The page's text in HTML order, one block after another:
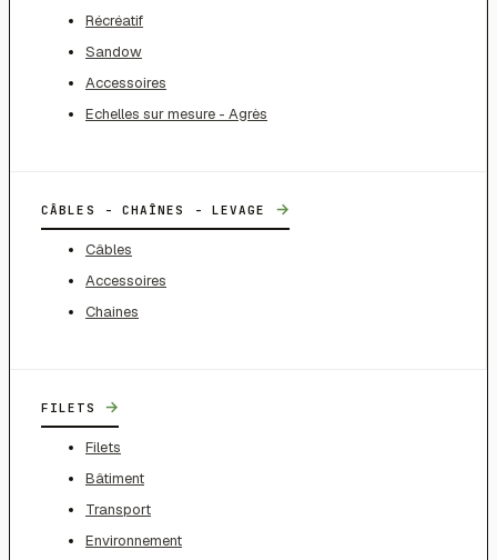
Récréatif
Sandow
Accessoires
Echelles sur mesure - Agrès
CÂBLES - CHAÎNES - LEVAGE →
Câbles
Accessoires
Chaines
FILETS →
Filets
Bâtiment
Transport
Environnement